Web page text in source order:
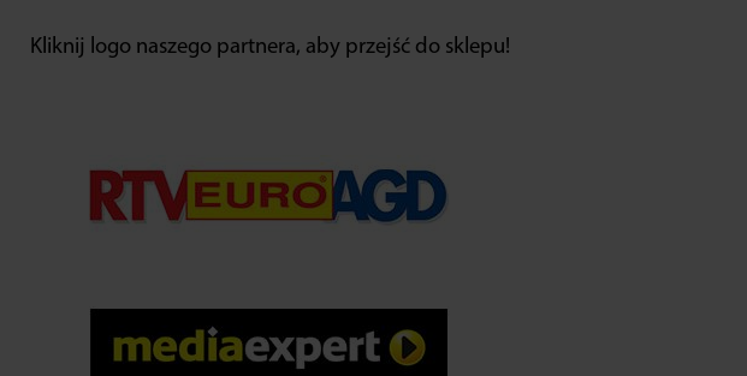
Kliknij logo naszego partnera, aby przejść do sklepu!